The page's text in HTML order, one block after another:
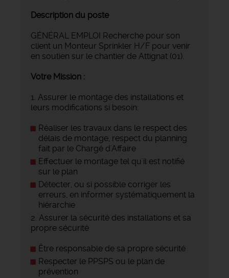
Description du poste
GÉNÉRAL EMPLOI Recherche pour son
client un Monteur Sprinkler H/F pour venir
en soutien sur le chantier de Attignat (01).
Votre Mission :
1. Assurer le montage des installations et
leurs modifications si besoin:
Réaliser les travaux dans le respect des
délais de montage, respect du planning
fait par le Chargé d'Affaire
Effectuer le montage tel qu'il est notifié
sur le plan
Détecter, ou si possible corriger les
erreurs, en informer systématiquement la
hiérarchie
2. Assurer la sécurité des installations et sa
propre sécurité
Être responsable de sa propre sécurité
Respecter le PPSPS ou le plan de
prévention